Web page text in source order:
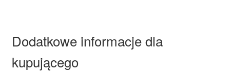
Dodatkowe informacje dla
kupującego